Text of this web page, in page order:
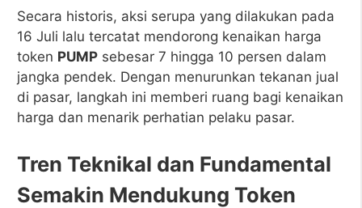
Secara historis, aksi serupa yang dilakukan pada
16 Juli lalu tercatat mendorong kenaikan harga
token PUMP sebesar 7 hingga 10 persen dalam
jangka pendek. Dengan menurunkan tekanan jual
di pasar, langkah ini memberi ruang bagi kenaikan
harga dan menarik perhatian pelaku pasar.
Tren Teknikal dan Fundamental
Semakin Mendukung Token